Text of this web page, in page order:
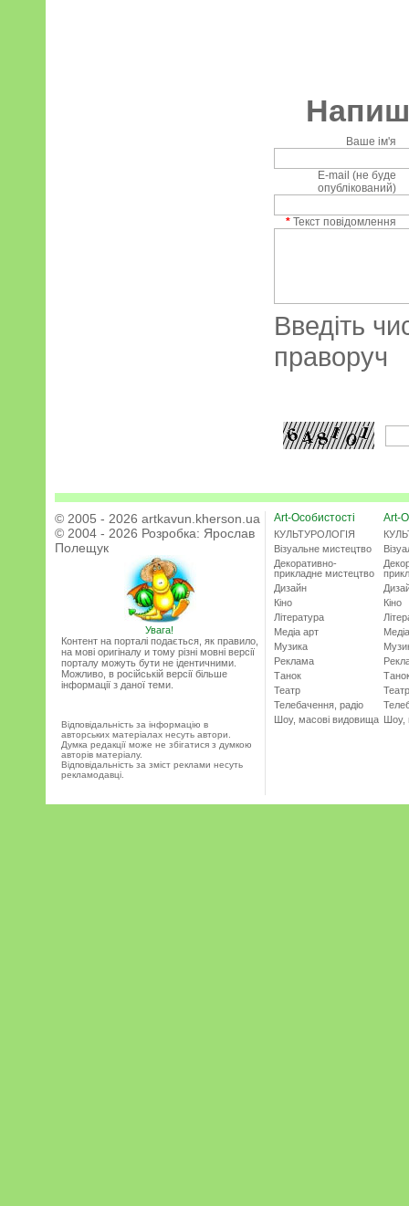
Ваше ім'я
E-mail (не буде
опублікований)
* Текст повідомлення
Введіть
праворуч
© 2005 - 2026 artkavun.kherson.ua
© 2004 - 2026 Розробка: Ярослав
Полещук
Увага!
Контент на порталі подається, як правило,
на мові оригіналу и тому різні мовні версії
порталу можуть бути не ідентичними.
Можливо, в російській версії більше
інформації з даної теми.
Відповідальність за інформацію в
авторських матеріалах несуть автори.
Думка редакції може не збігатися з думкою
авторів матеріалу.
Відповідальність за зміст реклами несуть
рекламодавці.
Art-Особистості
КУЛЬТУРОЛОГІЯ
Візуальне мистецтво
Декоративно-
прикладне мистецтво
Дизайн
Кіно
Література
Медіа арт
Музика
Реклама
Танок
Театр
Телебачення, радіо
Шоу, масові видовища
Art-
Кіно
Театр
Шоу,